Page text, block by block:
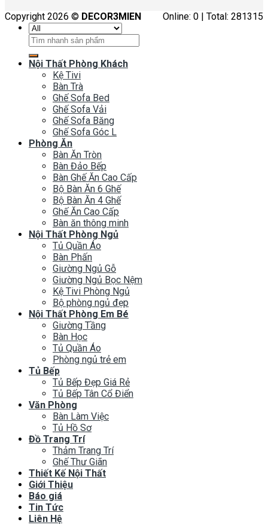
Online: 0 | Total: 281315
Copyright 2026 © DECOR3MIEN
Tìm
kiếm:
Nội Thất Phòng Khách
Kệ Tivi
Bàn Trà
Ghế Sofa Bed
Ghế Sofa Vải
Ghế Sofa Băng
Ghế Sofa Góc L
Phòng Ăn
Bàn Ăn Tròn
Bàn Đảo Bếp
Bàn Ghế Ăn Cao Cấp
Bộ Bàn Ăn 6 Ghế
Bộ Bàn Ăn 4 Ghế
Ghế Ăn Cao Cấp
Bàn ăn thông minh
Nội Thất Phòng Ngủ
Tủ Quần Áo
Bàn Phấn
Giường Ngủ Gỗ
Giường Ngủ Bọc Nệm
Kệ Tivi Phòng Ngủ
Bộ phòng ngủ đẹp
Nội Thất Phòng Em Bé
Giường Tầng
Bàn Học
Tủ Quần Áo
Phòng ngủ trẻ em
Tủ Bếp
Tủ Bếp Đẹp Giá Rẻ
Tủ Bếp Tân Cổ Điển
Văn Phòng
Bàn Làm Việc
Tủ Hồ Sơ
Đồ Trang Trí
Thảm Trang Trí
Ghế Thư Giãn
Thiết Kế Nội Thất
Giới Thiệu
Báo giá
Tin Tức
Liên Hệ